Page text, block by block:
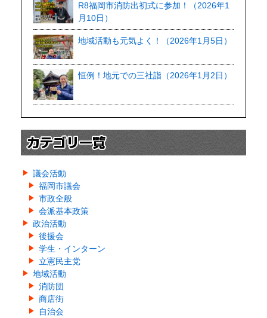
R8福岡市消防出初式に参加！（2026年1
月10日）
地域活動も元気よく！（2026年1月5日）
恒例！地元での三社詣（2026年1月2日）
議会活動
福岡市議会
市政全般
会派基本政策
政治活動
後援会
学生・インターン
立憲民主党
地域活動
消防団
商店街
自治会